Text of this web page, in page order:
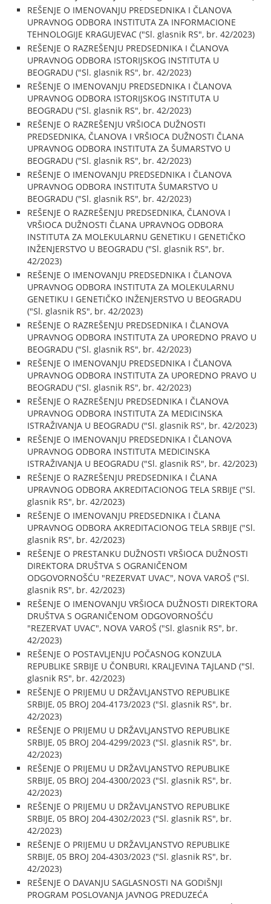
REŠENJE O IMENOVANJU PREDSEDNIKA I ČLANOVA
UPRAVNOG ODBORA INSTITUTA ZA INFORMACIONE
TEHNOLOGIJE KRAGUJEVAC ("Sl. glasnik RS", br. 42/2023)
REŠENJE O RAZREŠENJU PREDSEDNIKA I ČLANOVA
UPRAVNOG ODBORA ISTORIJSKOG INSTITUTA U
BEOGRADU ("Sl. glasnik RS", br. 42/2023)
REŠENJE O IMENOVANJU PREDSEDNIKA I ČLANOVA
UPRAVNOG ODBORA ISTORIJSKOG INSTITUTA U
BEOGRADU ("Sl. glasnik RS", br. 42/2023)
REŠENJE O RAZREŠENJU VRŠIOCA DUŽNOSTI
PREDSEDNIKA, ČLANOVA I VRŠIOCA DUŽNOSTI ČLANA
UPRAVNOG ODBORA INSTITUTA ZA ŠUMARSTVO U
BEOGRADU ("Sl. glasnik RS", br. 42/2023)
REŠENJE O IMENOVANJU PREDSEDNIKA I ČLANOVA
UPRAVNOG ODBORA INSTITUTA ŠUMARSTVO U
BEOGRADU ("Sl. glasnik RS", br. 42/2023)
REŠENJE O RAZREŠENJU PREDSEDNIKA, ČLANOVA I
VRŠIOCA DUŽNOSTI ČLANA UPRAVNOG ODBORA
INSTITUTA ZA MOLEKULARNU GENETIKU I GENETIČKO
INŽENJERSTVO U BEOGRADU ("Sl. glasnik RS", br.
42/2023)
REŠENJE O IMENOVANJU PREDSEDNIKA I ČLANOVA
UPRAVNOG ODBORA INSTITUTA ZA MOLEKULARNU
GENETIKU I GENETIČKO INŽENJERSTVO U BEOGRADU
("Sl. glasnik RS", br. 42/2023)
REŠENJE O RAZREŠENJU PREDSEDNIKA I ČLANOVA
UPRAVNOG ODBORA INSTITUTA ZA UPOREDNO PRAVO U
BEOGRADU ("Sl. glasnik RS", br. 42/2023)
REŠENJE O IMENOVANJU PREDSEDNIKA I ČLANOVA
UPRAVNOG ODBORA INSTITUTA ZA UPOREDNO PRAVO U
BEOGRADU ("Sl. glasnik RS", br. 42/2023)
REŠENJE O RAZREŠENJU PREDSEDNIKA I ČLANOVA
UPRAVNOG ODBORA INSTITUTA ZA MEDICINSKA
ISTRAŽIVANJA U BEOGRADU ("Sl. glasnik RS", br. 42/2023)
REŠENJE O IMENOVANJU PREDSEDNIKA I ČLANOVA
UPRAVNOG ODBORA INSTITUTA MEDICINSKA
ISTRAŽIVANJA U BEOGRADU ("Sl. glasnik RS", br. 42/2023)
REŠENJE O RAZREŠENJU PREDSEDNIKA I ČLANA
UPRAVNOG ODBORA AKREDITACIONOG TELA SRBIJE ("Sl.
glasnik RS", br. 42/2023)
REŠENJE O IMENOVANJU PREDSEDNIKA I ČLANA
UPRAVNOG ODBORA AKREDITACIONOG TELA SRBIJE ("Sl.
glasnik RS", br. 42/2023)
REŠENJE O PRESTANKU DUŽNOSTI VRŠIOCA DUŽNOSTI
DIREKTORA DRUŠTVA S OGRANIČENOM
ODGOVORNOŠĆU "REZERVAT UVAC", NOVA VAROŠ ("Sl.
glasnik RS", br. 42/2023)
REŠENJE O IMENOVANJU VRŠIOCA DUŽNOSTI DIREKTORA
DRUŠTVA S OGRANIČENOM ODGOVORNOŠĆU
"REZERVAT UVAC", NOVA VAROŠ ("Sl. glasnik RS", br.
42/2023)
REŠENJE O POSTAVLJENJU POČASNOG KONZULA
REPUBLIKE SRBIJE U ČONBURI, KRALJEVINA TAJLAND ("Sl.
glasnik RS", br. 42/2023)
REŠENJE O PRIJEMU U DRŽAVLJANSTVO REPUBLIKE
SRBIJE, 05 BROJ 204-4173/2023 ("Sl. glasnik RS", br.
42/2023)
REŠENJE O PRIJEMU U DRŽAVLJANSTVO REPUBLIKE
SRBIJE, 05 BROJ 204-4299/2023 ("Sl. glasnik RS", br.
42/2023)
REŠENJE O PRIJEMU U DRŽAVLJANSTVO REPUBLIKE
SRBIJE, 05 BROJ 204-4300/2023 ("Sl. glasnik RS", br.
42/2023)
REŠENJE O PRIJEMU U DRŽAVLJANSTVO REPUBLIKE
SRBIJE, 05 BROJ 204-4302/2023 ("Sl. glasnik RS", br.
42/2023)
REŠENJE O PRIJEMU U DRŽAVLJANSTVO REPUBLIKE
SRBIJE, 05 BROJ 204-4303/2023 ("Sl. glasnik RS", br.
42/2023)
REŠENJE O DAVANJU SAGLASNOSTI NA GODIŠNJI
PROGRAM POSLOVANJA JAVNOG PREDUZEĆA